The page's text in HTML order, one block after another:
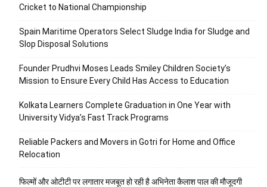
Cricket to National Championship
Spain Maritime Operators Select Sludge India for Sludge and
Slop Disposal Solutions
Founder Prudhvi Moses Leads Smiley Children Society’s
Mission to Ensure Every Child Has Access to Education
Kolkata Learners Complete Graduation in One Year with
University Vidya’s Fast Track Programs
Reliable Packers and Movers in Gotri for Home and Office
Relocation
फिल्मों और ओटीटी पर लगातार मजबूत हो रही है अभिनेता कैलाश पाल की मौजूदगी